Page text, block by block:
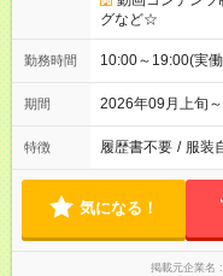
グなど☆
勤務時間 10:00～19:00(実
期間 2026年09月上旬
特徴 履歴書不要 / 服装
気になる！
掲載元企業名